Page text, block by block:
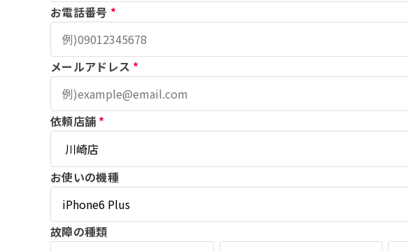
お電話番号 *
メールアドレス *
依頼店舗 *
お使いの機種
故障の種類